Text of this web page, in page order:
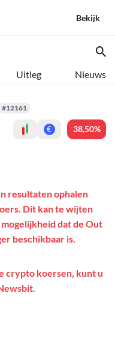
Bekijk
Uitleg Nieuws
#12161
€ 38,50%
resultaten ophalen
Dit kan te wijten
dat de Out
beschikbaar is.
crypto koersen, kunt u